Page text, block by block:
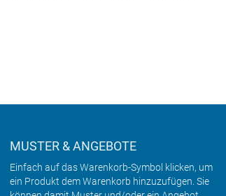
MUSTER & ANGEBOTE
Einfach auf das Warenkorb-Symbol klicken, um
ein Produkt dem Warenkorb hinzuzufügen. Sie